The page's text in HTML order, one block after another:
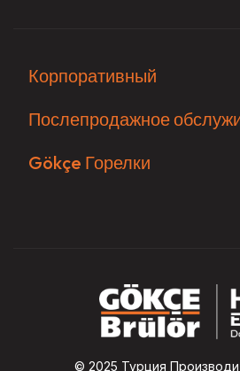
Корпоративный
Послепродажное
Gökçe Горелки
© 2025 Турция